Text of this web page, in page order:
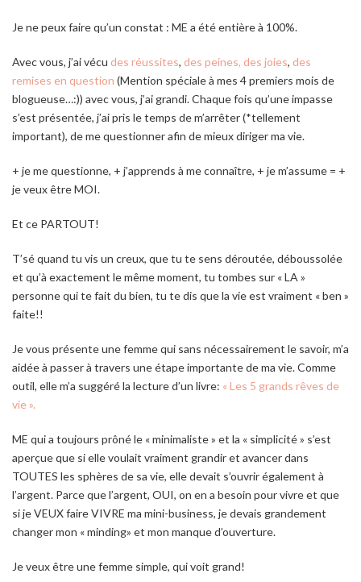
Je ne peux faire qu’un constat : ME a été entière à 100%.
Avec vous, j’ai vécu des réussites, des peines, des joies, des
remises en question (Mention spéciale à mes 4 premiers mois de
blogueuse…:)) avec vous, j’ai grandi. Chaque fois qu’une impasse
s’est présentée, j’ai pris le temps de m’arrêter (*tellement
important), de me questionner afin de mieux diriger ma vie.
+ je me questionne, + j’apprends à me connaître, + je m’assume = +
je veux être MOI.
Et ce PARTOUT!
T’sé quand tu vis un creux, que tu te sens déroutée, déboussolée
et qu’à exactement le même moment, tu tombes sur « LA »
personne qui te fait du bien, tu te dis que la vie est vraiment « ben »
faite!!
Je vous présente une femme qui sans nécessairement le savoir, m’a
aidée à passer à travers une étape importante de ma vie. Comme
outil, elle m’a suggéré la lecture d’un livre: « Les 5 grands rêves de
vie ».
ME qui a toujours prôné le « minimaliste » et la « simplicité » s’est
aperçue que si elle voulait vraiment grandir et avancer dans
TOUTES les sphères de sa vie, elle devait s’ouvrir également à
l’argent. Parce que l’argent, OUI, on en a besoin pour vivre et que
si je VEUX faire VIVRE ma mini-business, je devais grandement
changer mon « minding» et mon manque d’ouverture.
Je veux être une femme simple, qui voit grand!